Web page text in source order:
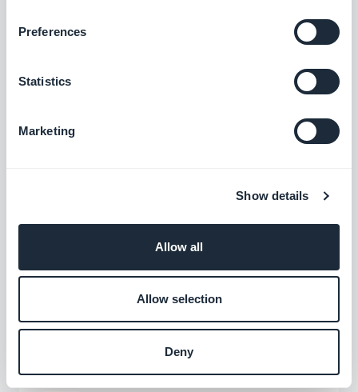
Preferences
Statistics
Marketing
Show details
Allow all
Allow selection
Deny
Meta Audience Network Native Ads
Fördern Sie die Interaktion und steigern Sie
einfügen. (ehemals Facebook Native Ads)
Suchen
Mit der Erweiterung „Suche“ von
Suchmaschine in Ihre App, mit der Ihre
Nutzer Ihre Inhalte schnell finden können.